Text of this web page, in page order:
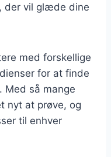
der vil glæde dine
med forskellige
for at finde
Med så mange
nyt at prøve, og
til enhver